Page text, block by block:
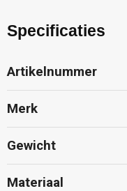
Specificaties
Artikelnummer
Merk
Gewicht
Materiaal